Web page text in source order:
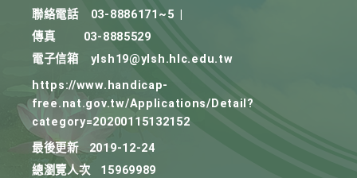
聯絡電話
03-8886171~5
傳真
03-8885529
電子信箱
ylsh19@ylsh.hlc.edu.tw
https://www.handicap-
free.nat.gov.tw/Applications/Detail?
category=20200115132152
最後更新
2019-12-24
總瀏覽人次
15969989